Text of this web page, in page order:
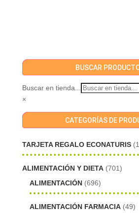
BUSCAR
Buscar en tienda...
×
CATEGORÍAS DE
TARJETA REGALO ECONATURIS
ALIMENTACIÓN Y DIETA (701)
ALIMENTACIÓN (696)
ALIMENTACIÓN FARMACIA (49)